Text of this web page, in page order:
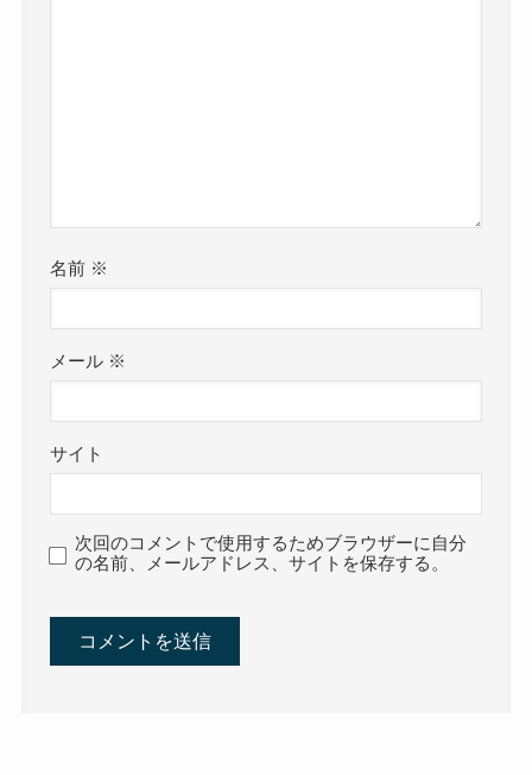
名前 ※
メール ※
サイト
次回のコメントで使用するためブラウザーに自分
の名前、メールアドレス、サイトを保存する。